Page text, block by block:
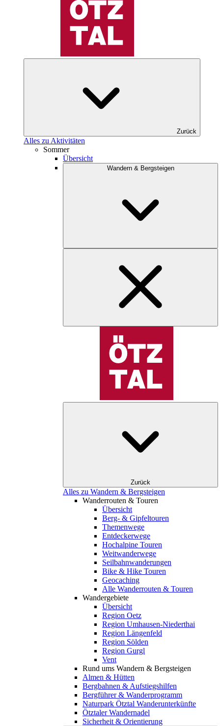
Zurück
Alles zu Aktivitäten
Sommer
Übersicht
Wandern & Bergsteigen
Zurück
Alles zu Wandern & Bergsteigen
Wanderrouten & Touren
Übersicht
Berg- & Gipfeltouren
Themenwege
Entdeckerwege
Hochalpine Touren
Weitwanderwege
Seilbahnwanderungen
Bike & Hike Touren
Geocaching
Alle Wanderrouten & Touren
Wandergebiete
Übersicht
Region Oetz
Region Umhausen-Niederthai
Region Längenfeld
Region Sölden
Region Gurgl
Vent
Rund ums Wandern & Bergsteigen
Almen & Hütten
Bergbahnen & Aufstiegshilfen
Bergführer & Wanderprogramm
Naturpark Ötztal Wanderunterkünfte
Ötztaler Wandernadel
Sicherheit & Orientierung